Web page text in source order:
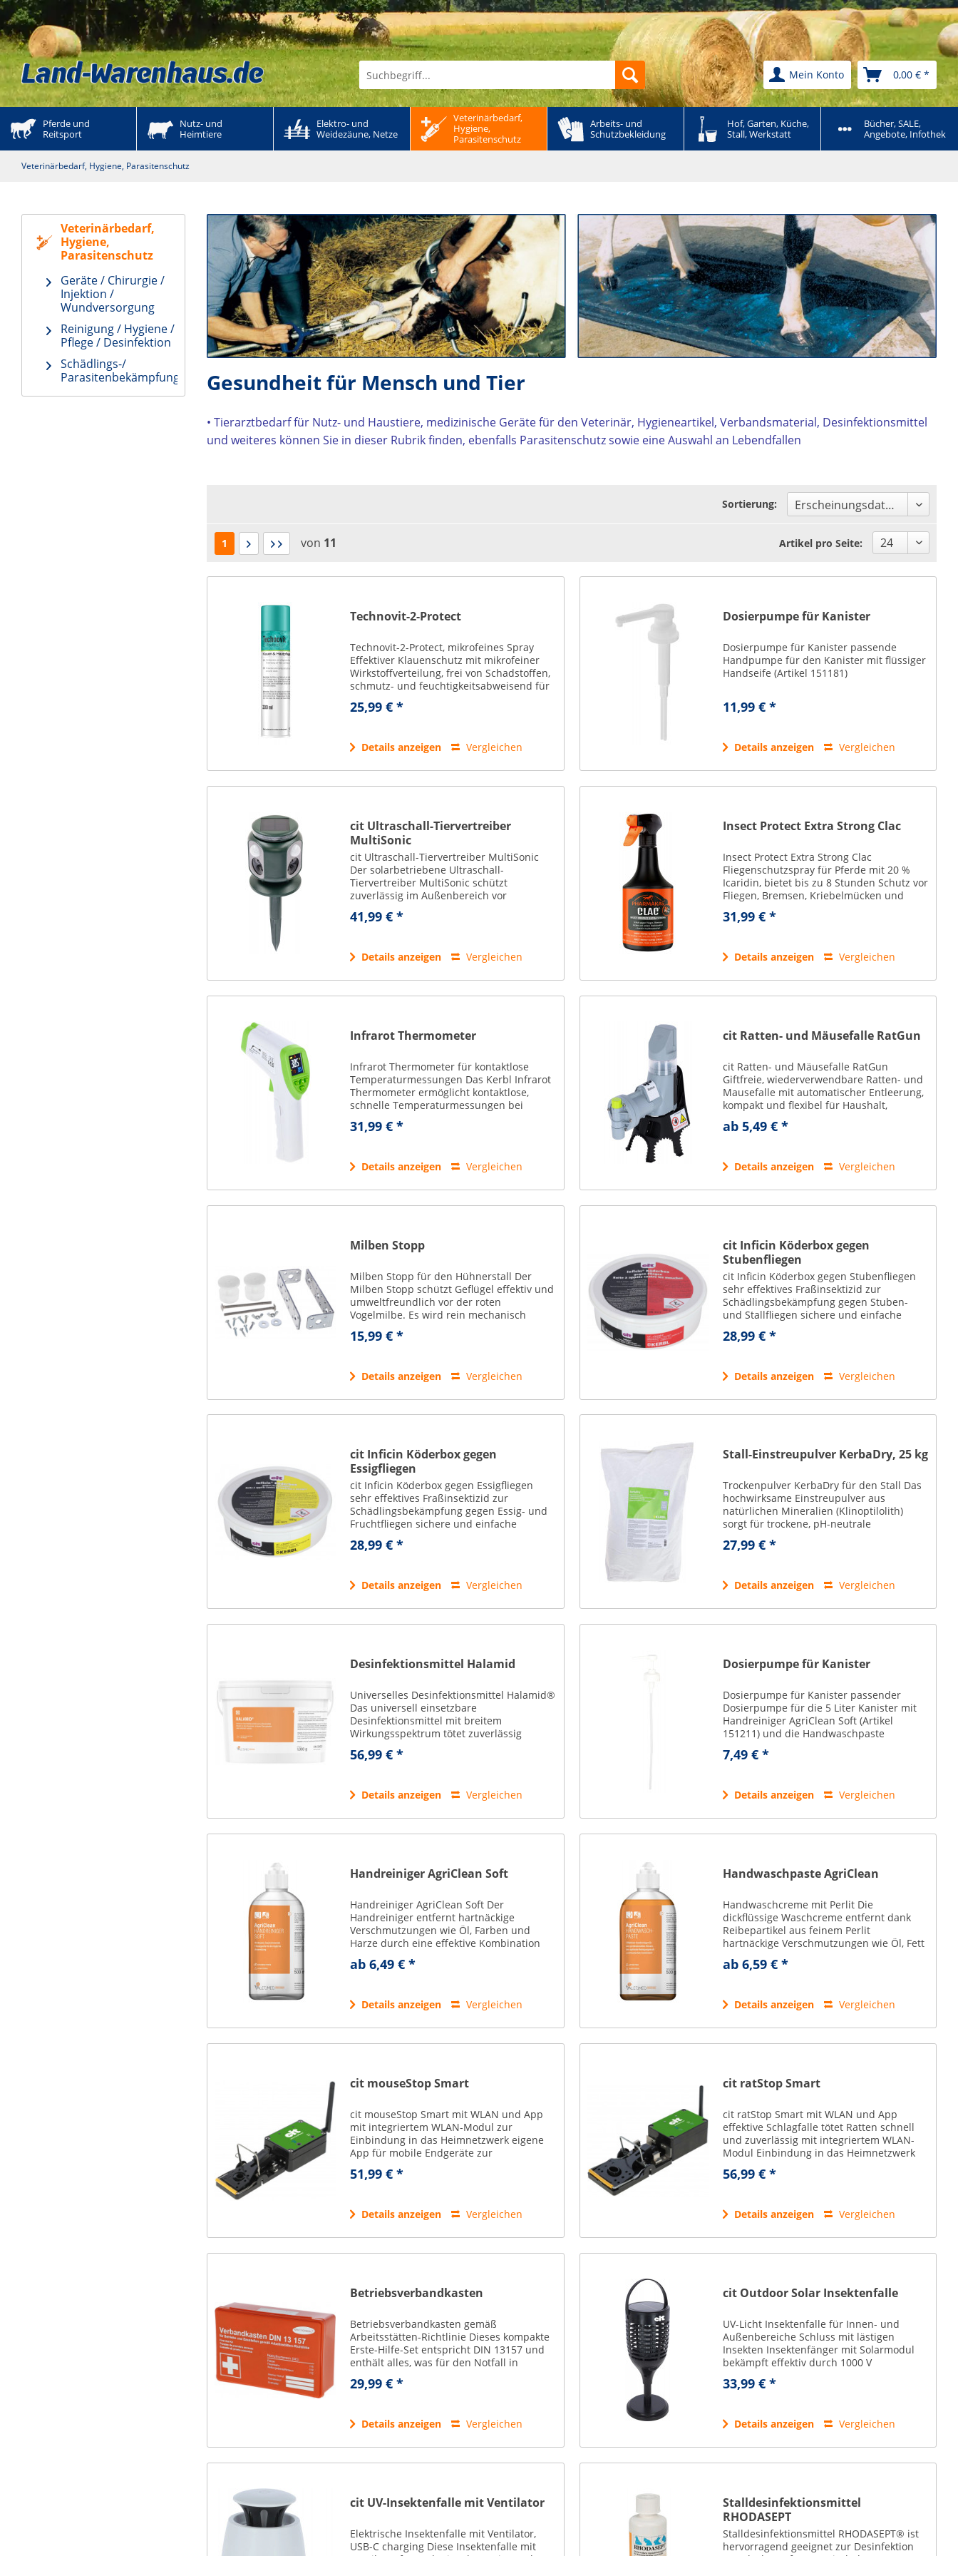
Mein Konto 0,00 € *
Pferde und
Reitsport
Nutz- und
Heimtiere
Elektro- und
Weidezäune, Netze
Veterinärbedarf,
Hygiene,
Parasitenschutz
Arbeits- und
Schutzbekleidung
Hof, Garten, Küche,
Stall, Werkstatt
Bücher, SALE,
Angebote, Infothek
Veterinärbedarf, Hygiene, Parasitenschutz
Veterinärbedarf,
Hygiene,
Parasitenschutz
Geräte / Chirurgie /
Injektion /
Wundversorgung
Reinigung / Hygiene /
Pflege / Desinfektion
Schädlings-/
Parasitenbekämpfung
Gesundheit für Mensch und Tier
• Tierarztbedarf für Nutz- und Haustiere, medizinische Geräte für den Veterinär, Hygieneartikel, Verbandsmaterial, Desinfektionsmittel
und weiteres können Sie in dieser Rubrik finden, ebenfalls Parasitenschutz sowie eine Auswahl an Lebendfallen
Sortierung:
1 von 11 Artikel pro Seite:
Technovit-2-Protect
Technovit-2-Protect, mikrofeines Spray
Effektiver Klauenschutz mit mikrofeiner
Wirkstoffverteilung, frei von Schadstoffen,
schmutz- und feuchtigkeitsabweisend für
nachhaltige Pflege und Regeneration. volle
Wirksamkeit ab dem ersten...
25,99 € *
Details anzeigen Vergleichen
Dosierpumpe für Kanister
Dosierpumpe für Kanister passende
Handpumpe für den Kanister mit flüssiger
Handseife (Artikel 151181)
11,99 € *
Details anzeigen Vergleichen
cit Ultraschall-Tiervertreiber
MultiSonic
cit Ultraschall-Tiervertreiber MultiSonic
Der solarbetriebene Ultraschall-
Tiervertreiber MultiSonic schützt
zuverlässig im Außenbereich vor
ungebetenen tierischen Besuchern – ganz
ohne Chemie und tierschonend. effektive
41,99 € *
Details anzeigen Vergleichen
Insect Protect Extra Strong Clac
Insect Protect Extra Strong Clac
Fliegenschutzspray für Pferde mit 20 %
Icaridin, bietet bis zu 8 Stunden Schutz vor
Fliegen, Bremsen, Kriebelmücken und
Zecken - haut- und fellfreundlich, nahezu
geräuschlos aufzutragen. mit Icaridin...
31,99 € *
Details anzeigen Vergleichen
Infrarot Thermometer
Infrarot Thermometer für kontaktlose
Temperaturmessungen Das Kerbl Infrarot
Thermometer ermöglicht kontaktlose,
schnelle Temperaturmessungen bei
Reihenmessungen geeignet. keine
31,99 € *
Details anzeigen Vergleichen
cit Ratten- und Mäusefalle RatGun
cit Ratten- und Mäusefalle RatGun
Giftfreie, wiederverwendbare Ratten- und
Mausefalle mit automatischer Entleerung,
kompakt und flexibel für Haushalt,
effiziente Rattenbekämpfung ohne Gift.
ab 5,49 € *
Details anzeigen Vergleichen
Milben Stopp
Milben Stopp für den Hühnerstall Der
Milben Stopp schützt Geflügel effektiv und
umweltfreundlich vor der roten
Vogelmilbe. Es wird rein mechanisch
auf die Sitzstange und somit zu den
15,99 € *
Details anzeigen Vergleichen
cit Inficin Köderbox gegen
Stubenfliegen
cit Inficin Köderbox gegen Stubenfliegen
sehr effektives Fraßinsektizid zur
Schädlingsbekämpfung gegen Stuben-
und Stallfliegen sichere und einfache
einfach mit Wasser aktivieren spezielle
28,99 € *
Details anzeigen Vergleichen
cit Inficin Köderbox gegen
Essigfliegen
cit Inficin Köderbox gegen Essigfliegen
sehr effektives Fraßinsektizid zur
Schädlingsbekämpfung gegen Essig- und
Fruchtfliegen sichere und einfache
Anwendung ohne Belastung der Luft:
einfach mit Wasser aktivieren die
28,99 € *
Details anzeigen Vergleichen
Stall-Einstreupulver KerbaDry, 25 kg
Trockenpulver KerbaDry für den Stall Das
hochwirksame Einstreupulver aus
natürlichen Mineralien (Klinoptilolith)
sorgt für trockene, pH-neutrale
Liegeflächen und bessere Hygiene im Stall.
Es bindet zuverlässig Flüssigkeiten und
27,99 € *
Details anzeigen Vergleichen
Desinfektionsmittel Halamid
Universelles Desinfektionsmittel Halamid®
Das universell einsetzbare
Desinfektionsmittel mit breitem
Wirkungsspektrum tötet zuverlässig
Bakterien, Pilze und Viren ab, ohne
Resistenzbildung zu ermöglichen, ist
56,99 € *
Details anzeigen Vergleichen
Dosierpumpe für Kanister
Dosierpumpe für Kanister passender
Dosierpumpe für die 5 Liter Kanister mit
Handreiniger AgriClean Soft (Artikel
151211) und die Handwaschpaste
AgriClean (Artikel 151212)
7,49 € *
Details anzeigen Vergleichen
Handreiniger AgriClean Soft
Handreiniger AgriClean Soft Der
Handreiniger entfernt hartnäckige
Verschmutzungen wie Öl, Farben und
Harze durch eine effektive Kombination
aus Tensiden und Lösungsmitteln.
Pflegende Inhaltsstoffe schützen die Haut
ab 6,49 € *
Details anzeigen Vergleichen
Handwaschpaste AgriClean
Handwaschcreme mit Perlit Die
dickflüssige Waschcreme entfernt dank
Reibepartikel aus feinem Perlit
hartnäckige Verschmutzungen wie Öl, Fett
und Metallstaub und schützt die Haut mit
pflegenden Inhaltsstoffen, während der
ab 6,59 € *
Details anzeigen Vergleichen
cit mouseStop Smart
cit mouseStop Smart mit WLAN und App
mit integriertem WLAN-Modul zur
Einbindung in das Heimnetzwerk eigene
App für mobile Endgeräte zur
Überwachung der Funktionen, wie
Batteriestatus, Falle offen, Falle
51,99 € *
Details anzeigen Vergleichen
cit ratStop Smart
cit ratStop Smart mit WLAN und App
effektive Schlagfalle tötet Ratten schnell
und zuverlässig mit integriertem WLAN-
Modul Einbindung in das Heimnetzwerk
eigene App für mobile Endgeräte -
Überwachung der Funktionen, wie
56,99 € *
Details anzeigen Vergleichen
Betriebsverbandkasten
Betriebsverbandkasten gemäß
Arbeitsstätten-Richtlinie Dieses kompakte
Erste-Hilfe-Set entspricht DIN 13157 und
enthält alles, was für den Notfall in
Unternehmen benötigt wird. Füllung für
Betriebe mit bis zu 50 Mitarbeitern rotes
29,99 € *
Details anzeigen Vergleichen
cit Outdoor Solar Insektenfalle
UV-Licht Insektenfalle für Innen- und
Außenbereiche Schluss mit lästigen
Insekten Insektenfänger mit Solarmodul
bekämpft effektiv durch 1000 V
Hochspannung: - Fliegen - Mücken und
Stechmücken - Motten und andere
33,99 € *
Details anzeigen Vergleichen
cit UV-Insektenfalle mit Ventilator
Elektrische Insektenfalle mit Ventilator,
USB-C charging Diese Insektenfalle mit
Stalldesinfektionsmittel
RHODASEPT
Stalldesinfektionsmittel RHODASEPT® ist
hervorragend geeignet zur Desinfektion